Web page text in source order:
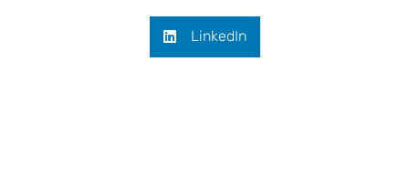
LinkedIn